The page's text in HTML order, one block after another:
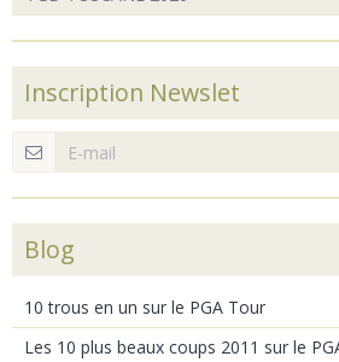
Inscription Newslet
Blog
10 trous en un sur le PGA Tour
Les 10 plus beaux coups 2011 sur le